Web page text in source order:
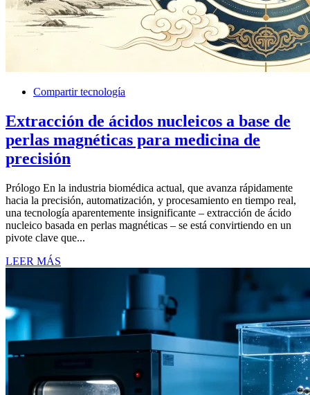
Compartir tecnología
Extracción de ácidos nucleicos a base de
perlas magnéticas para medicina de
precisión
Prólogo En la industria biomédica actual, que avanza rápidamente
hacia la precisión, automatización, y procesamiento en tiempo real,
una tecnología aparentemente insignificante – extracción de ácido
nucleico basada en perlas magnéticas – se está convirtiendo en un
pivote clave que...
LEER MÁS